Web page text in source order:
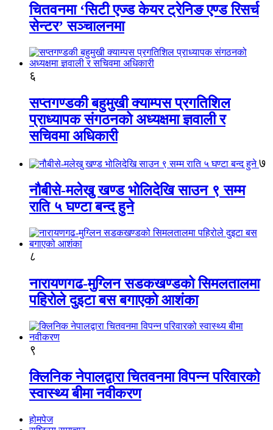
चितवनमा ‘सिटी एज्ड केयर ट्रेनिङ एण्ड रिसर्च
सेन्टर’ सञ्चालनमा
६
सप्तगण्डकी बहुमुखी क्याम्पस प्रगतिशिल
प्राध्यापक संगठनको अध्यक्षमा ज्ञवाली र
सचिवमा अधिकारी
७
नौबीसे-मलेखु खण्ड भोलिदेखि साउन ९ सम्म
राति ५ घण्टा बन्द हुने
८
नारायणगढ-मुग्लिन सडकखण्डको सिमलतालमा
पहिरोले दुइटा बस बगाएको आशंका
९
क्लिनिक नेपालद्वारा चितवनमा विपन्न परिवारको
स्वास्थ्य बीमा नवीकरण
होमपेज